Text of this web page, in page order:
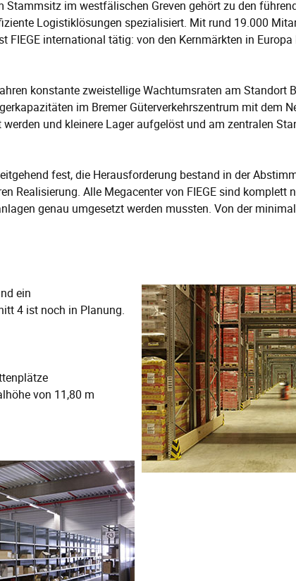
Stammsitz im westfälischen Greven gehört zu den
Logistiklösungen spezialisiert. Mit rund 19.000
FIEGE international tätig: von den Kernmärkten in
konstante zweistellige Wachtumsraten am Standort
im Bremer Güterverkehrszentrum mit dem
werden und kleinere Lager aufgelöst und am zentralen
fest, die Herausforderung bestand in der
Realisierung. Alle Megacenter von FIEGE sind komplett
genau umgesetzt werden mussten. Von der
ein
4 ist noch in Planung.
von 11,80 m